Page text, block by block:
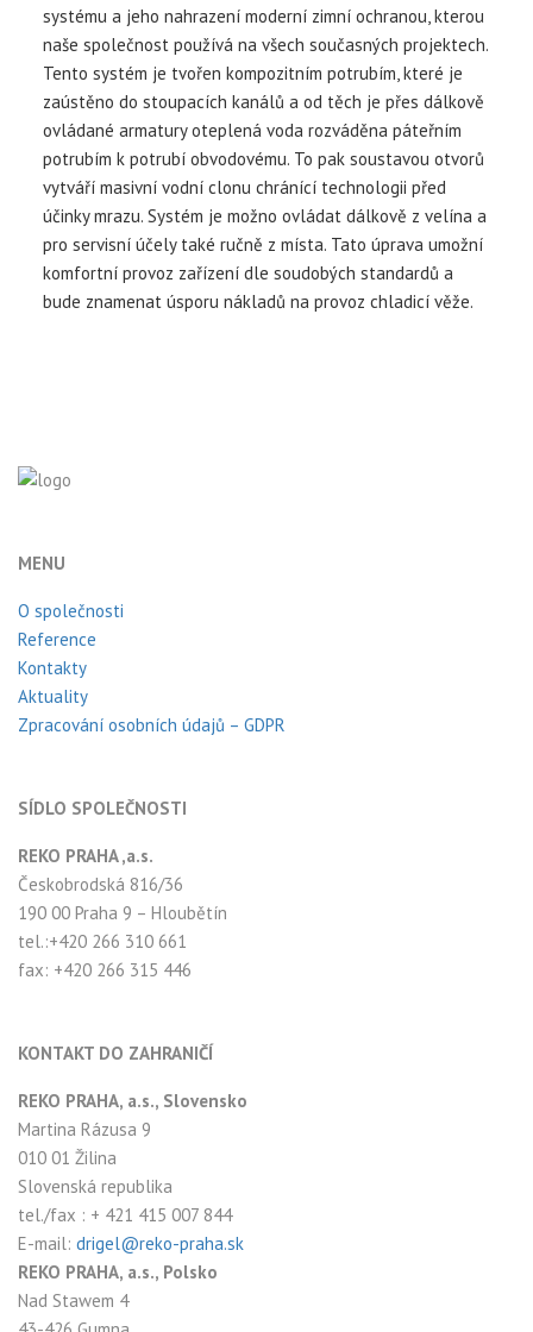
systému a jeho nahrazení moderní zimní ochranou, kterou
naše společnost používá na všech současných projektech.
Tento systém je tvořen kompozitním potrubím, které je
zaústěno do stoupacích kanálů a od těch je přes dálkově
ovládané armatury oteplená voda rozváděna páteřním
potrubím k potrubí obvodovému. To pak soustavou otvorů
vytváří masivní vodní clonu chránící technologii před
účinky mrazu. Systém je možno ovládat dálkově z velína a
pro servisní účely také ručně z místa. Tato úprava umožní
komfortní provoz zařízení dle soudobých standardů a
bude znamenat úsporu nákladů na provoz chladicí věže.
MENU
O společnosti
Reference
Kontakty
Aktuality
Zpracování osobních údajů – GDPR
SÍDLO SPOLEČNOSTI
REKO PRAHA ,a.s.
Českobrodská 816/36
190 00 Praha 9 – Hloubětín
tel.:+420 266 310 661
fax: +420 266 315 446
KONTAKT DO ZAHRANIČÍ
REKO PRAHA, a.s., Slovensko
Martina Rázusa 9
010 01 Žilina
Slovenská republika
tel./fax : + 421 415 007 844
E-mail: drigel@reko-praha.sk
REKO PRAHA, a.s., Polsko
Nad Stawem 4